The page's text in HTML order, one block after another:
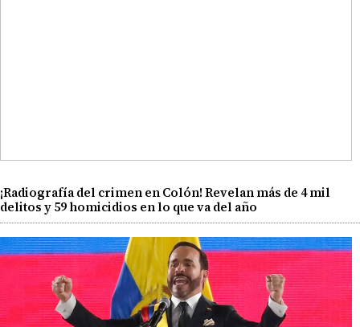
¡Radiografía del crimen en Colón! Revelan más de 4 mil
delitos y 59 homicidios en lo que va del año